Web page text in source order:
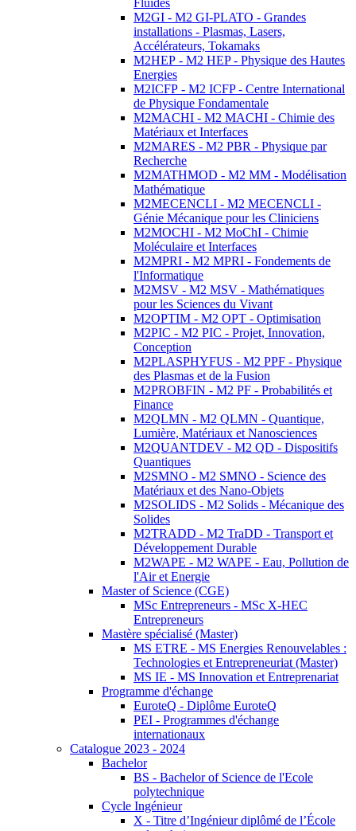
Fluides
M2GI - M2 GI-PLATO - Grandes
installations - Plasmas, Lasers,
Accélérateurs, Tokamaks
M2HEP - M2 HEP - Physique des Hautes
Energies
M2ICFP - M2 ICFP - Centre International
de Physique Fondamentale
M2MACHI - M2 MACHI - Chimie des
Matériaux et Interfaces
M2MARES - M2 PBR - Physique par
Recherche
M2MATHMOD - M2 MM - Modélisation
Mathématique
M2MECENCLI - M2 MECENCLI -
Génie Mécanique pour les Cliniciens
M2MOCHI - M2 MoChI - Chimie
Moléculaire et Interfaces
M2MPRI - M2 MPRI - Fondements de
l'Informatique
M2MSV - M2 MSV - Mathématiques
pour les Sciences du Vivant
M2OPTIM - M2 OPT - Optimisation
M2PIC - M2 PIC - Projet, Innovation,
Conception
M2PLASPHYFUS - M2 PPF - Physique
des Plasmas et de la Fusion
M2PROBFIN - M2 PF - Probabilités et
Finance
M2QLMN - M2 QLMN - Quantique,
Lumière, Matériaux et Nanosciences
M2QUANTDEV - M2 QD - Dispositifs
Quantiques
M2SMNO - M2 SMNO - Science des
Matériaux et des Nano-Objets
M2SOLIDS - M2 Solids - Mécanique des
Solides
M2TRADD - M2 TraDD - Transport et
Développement Durable
M2WAPE - M2 WAPE - Eau, Pollution de
l'Air et Energie
Master of Science (CGE)
MSc Entrepreneurs - MSc X-HEC
Entrepreneurs
Mastère spécialisé (Master)
MS ETRE - MS Energies Renouvelables :
Technologies et Entrepreneuriat (Master)
MS IE - MS Innovation et Entreprenariat
Programme d'échange
EuroteQ - Diplôme EuroteQ
PEI - Programmes d'échange
internationaux
Catalogue 2023 - 2024
Bachelor
BS - Bachelor of Science de l'Ecole
polytechnique
Cycle Ingénieur
X - Titre d’Ingénieur diplômé de l’École